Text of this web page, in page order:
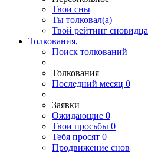
Твои сны
Ты толковал(а)
Твой рейтинг сновидца
Толкования,
Поиск толкований
Толкования
Последний месяц 0
Заявки
Ожидающие 0
Твои просьбы 0
Тебя просят 0
Продвижение снов